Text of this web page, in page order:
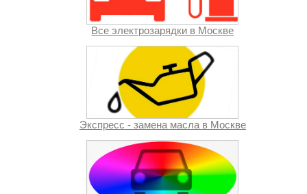
Все электрозарядки в Москве
Экспресс - замена масла в Москве